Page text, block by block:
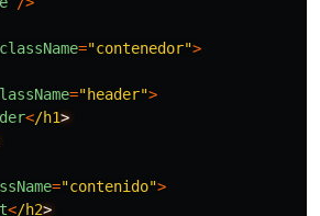
className="contenedor">
="header">
</h1
="contenido">
</h2